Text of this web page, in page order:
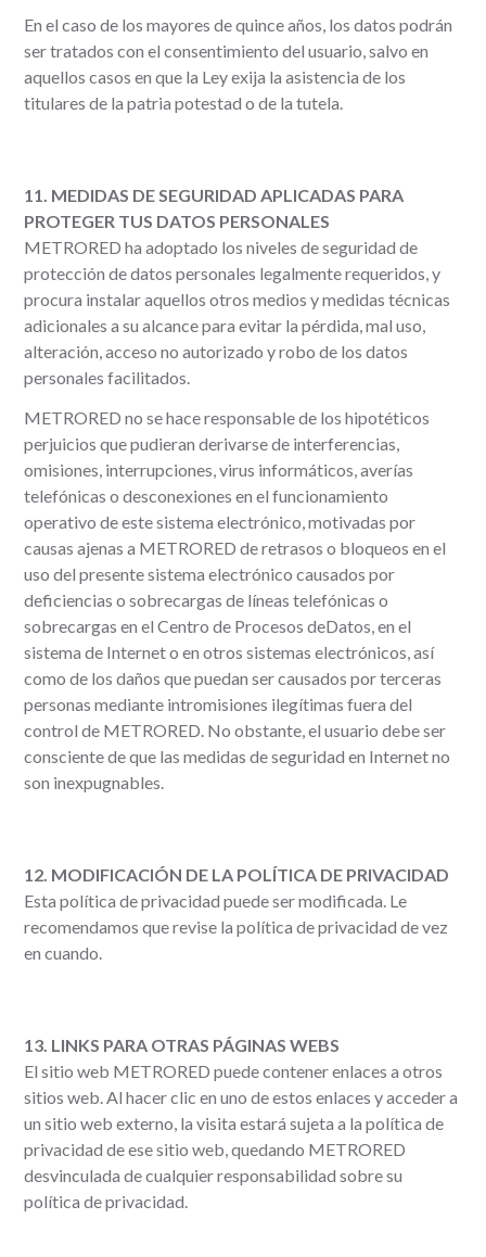
En el caso de los mayores de quince años, los datos podrán
ser tratados con el consentimiento del usuario, salvo en
aquellos casos en que la Ley exija la asistencia de los
titulares de la patria potestad o de la tutela.
11. MEDIDAS DE SEGURIDAD APLICADAS PARA
PROTEGER TUS DATOS PERSONALES
METRORED ha adoptado los niveles de seguridad de
protección de datos personales legalmente requeridos, y
procura instalar aquellos otros medios y medidas técnicas
adicionales a su alcance para evitar la pérdida, mal uso,
alteración, acceso no autorizado y robo de los datos
personales facilitados.
METRORED no se hace responsable de los hipotéticos
perjuicios que pudieran derivarse de interferencias,
omisiones, interrupciones, virus informáticos, averías
telefónicas o desconexiones en el funcionamiento
operativo de este sistema electrónico, motivadas por
causas ajenas a METRORED de retrasos o bloqueos en el
uso del presente sistema electrónico causados por
deficiencias o sobrecargas de líneas telefónicas o
sobrecargas en el Centro de Procesos deDatos, en el
sistema de Internet o en otros sistemas electrónicos, así
como de los daños que puedan ser causados por terceras
personas mediante intromisiones ilegítimas fuera del
control de METRORED. No obstante, el usuario debe ser
consciente de que las medidas de seguridad en Internet no
son inexpugnables.
12. MODIFICACIÓN DE LA POLÍTICA DE PRIVACIDAD
Esta política de privacidad puede ser modificada. Le
recomendamos que revise la política de privacidad de vez
en cuando.
13. LINKS PARA OTRAS PÁGINAS WEBS
El sitio web METRORED puede contener enlaces a otros
sitios web. Al hacer clic en uno de estos enlaces y acceder a
un sitio web externo, la visita estará sujeta a la política de
privacidad de ese sitio web, quedando METRORED
desvinculada de cualquier responsabilidad sobre su
política de privacidad.